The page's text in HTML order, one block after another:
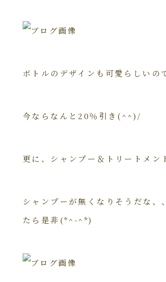
ボトルのデザインも可愛らしい
今ならなんと20％引き(^^)/
更に、シャンプー＆トリートメン
シャンプーが無くなりそうだな
たら是非(*^-^*)